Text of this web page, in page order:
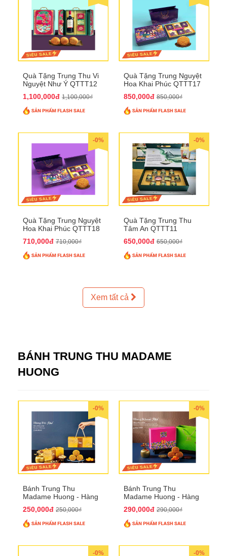
Quà Tặng Trung Thu Vi
Nguyệt Như Ý QTTT12
1,100,000đ 1,100,000₫
Quà Tặng Trung Nguyệt
Hoa Khai Phúc QTTT17
850,000đ 850,000₫
-0%
Quà Tặng Trung Nguyệt
Hoa Khai Phúc QTTT18
710,000đ 710,000₫
-0%
Quà Tặng Trung Thu
Tâm An QTTT11
650,000đ 650,000₫
Xem tất cả
BÁNH TRUNG THU MADAME
HUONG
-0%
Bánh Trung Thu
Madame Huong - Hàng
250,000đ 250,000₫
-0%
Bánh Trung Thu
Madame Huong - Hàng
290,000đ 290,000₫
-0% -0%